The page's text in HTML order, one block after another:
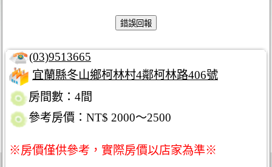
(03)9513665
宜蘭縣冬山鄉柯林村4鄰柯林路406號
房間數：4間
參考房價：NT$ 2000～2500
※房價僅供參考，實際房價以店家為準※